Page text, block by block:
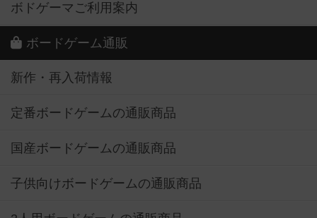
ボドゲーマご利用案内
ボードゲーム通販
新作・再入荷情報
定番ボードゲームの通販商品
国産ボードゲームの通販商品
子供向けボードゲームの通販商品